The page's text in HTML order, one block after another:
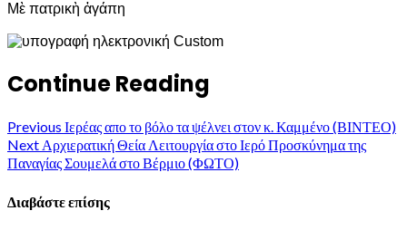
Μὲ πατρικὴ ἀγάπη
Continue Reading
Previous Ιερέας απο το βόλο τα ψέλνει στον κ. Καμμένο (ΒΙΝΤΕΟ)
Next Αρχιερατική Θεία Λειτουργία στο Ιερό Προσκύνημα της
Παναγίας Σουμελά στο Βέρμιο (ΦΩΤΟ)
Διαβάστε επίσης